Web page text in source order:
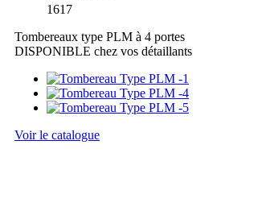
1617
Tombereaux type PLM à 4 portes
DISPONIBLE chez vos détaillants
Voir le catalogue